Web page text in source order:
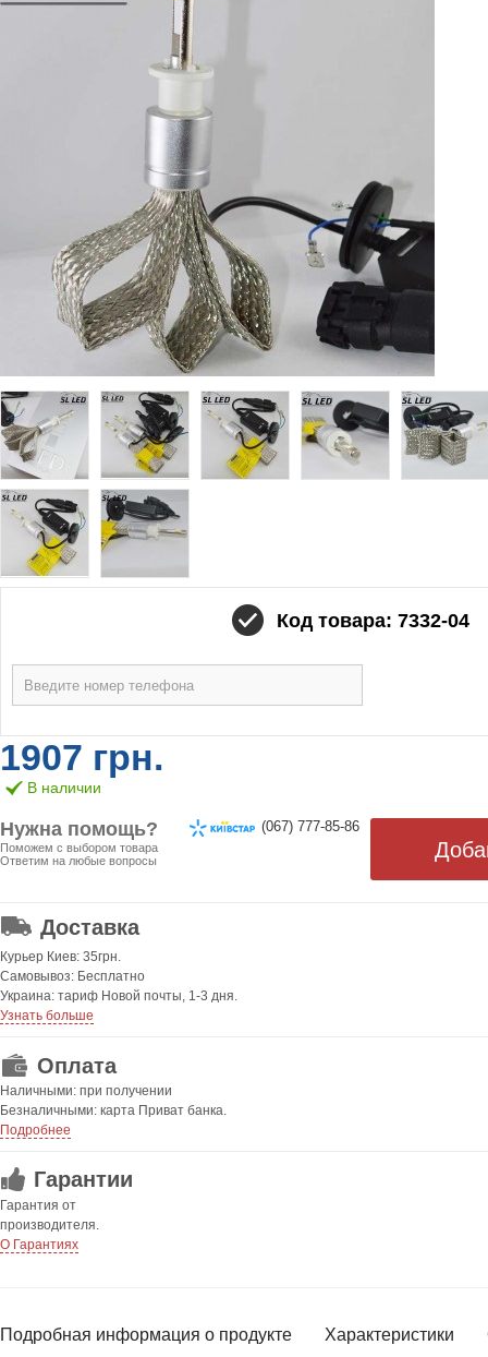
Код товара: 7332-04
1907 грн.
В наличии
Нужна помощь?
Поможем с выбором товара
Ответим на любые вопросы
(067) 777-85-86
Доставка
Курьер Киев: 35грн.
Самовывоз: Бесплатно
Украина: тариф Новой почты, 1-3 дня.
Узнать больше
Оплата
Наличными: при получении
Безналичными: карта Приват банка.
Подробнее
Гарантии
Гарантия от
производителя.
О Гарантиях
Подробная информация о продукте Характеристики